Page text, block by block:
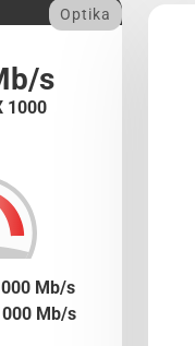
s
1000
Optika
Mb/s
Mb/s